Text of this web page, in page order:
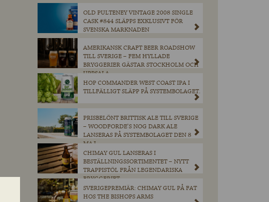
OLD PULTENEY VINTAGE 2008 SINGLE
CASK #844 SLÄPPS EXKLUSIVT FÖR
SVENSKA MARKNADEN
AMERIKANSK CRAFT BEER ROADSHOW
TILL SVERIGE – FEM HYLLADE
BRYGGERIER GÄSTAR STOCKHOLM OCH
UPPSALA
HOP COMMANDER WEST COAST IPA I
TILLFÄLLIGT SLÄPP PÅ SYSTEMBOLAGET.
PRISBELÖNT BRITTISK ALE TILL SVERIGE
– WOODFORDE’S NOG DARK ALE
LANSERAS PÅ SYSTEMBOLAGET DEN 8
MAJ.
CHIMAY GUL LANSERAS I
BESTÄLLNINGSSORTIMENTET – NYTT
TRAPPISTÖL FRÅN LEGENDARISKA
BRYGGERIET
SVERIGEPREMIÄR: CHIMAY GUL PÅ FAT
HOS THE BISHOPS ARMS